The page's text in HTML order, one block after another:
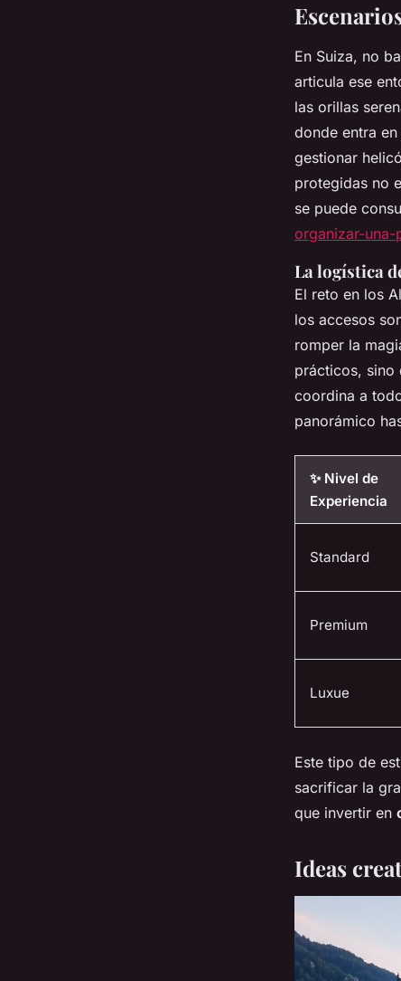
En Suiza, no
articula ese
las orillas
donde entra
gestionar
protegidas no
se puede
organizar-
La logística
El reto en los
los accesos
romper la
prácticos, sino
coordina a
panorámico
✨ Nivel de
Experiencia
Standard
Premium
Luxue
Este tipo de
sacrificar la
que invertir en
Ideas